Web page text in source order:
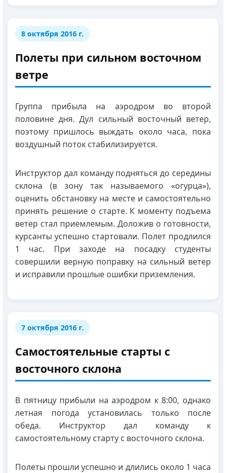
8 октября 2016 г.
Полеты при сильном восточном
ветре
Группа прибыла на аэродром во второй
половине дня. Дул сильный восточный ветер,
поэтому пришлось выждать около часа, пока
воздушный поток стабилизируется.
Инструктор дал команду подняться до середины
склона (в зону так называемого «огурца»),
оценить обстановку на месте и самостоятельно
принять решение о старте. К моменту подъема
ветер стал приемлемым. Доложив о готовности,
курсанты успешно стартовали. Полет продлился
1 час. При заходе на посадку студенты
совершили верную поправку на сильный ветер
и исправили прошлые ошибки приземления.
7 октября 2016 г.
Самостоятельные старты с
восточного склона
В пятницу прибыли на аэродром к 8:00, однако
летная погода установилась только после
обеда. Инструктор дал команду к
самостоятельному старту с восточного склона.
Полеты прошли успешно и длились около 1 часа